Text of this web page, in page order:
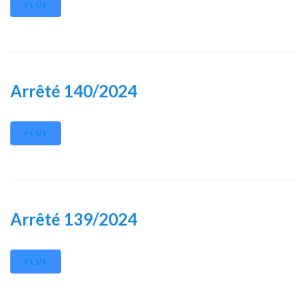
PLUS
Arrêté 140/2024
PLUS
Arrêté 139/2024
PLUS